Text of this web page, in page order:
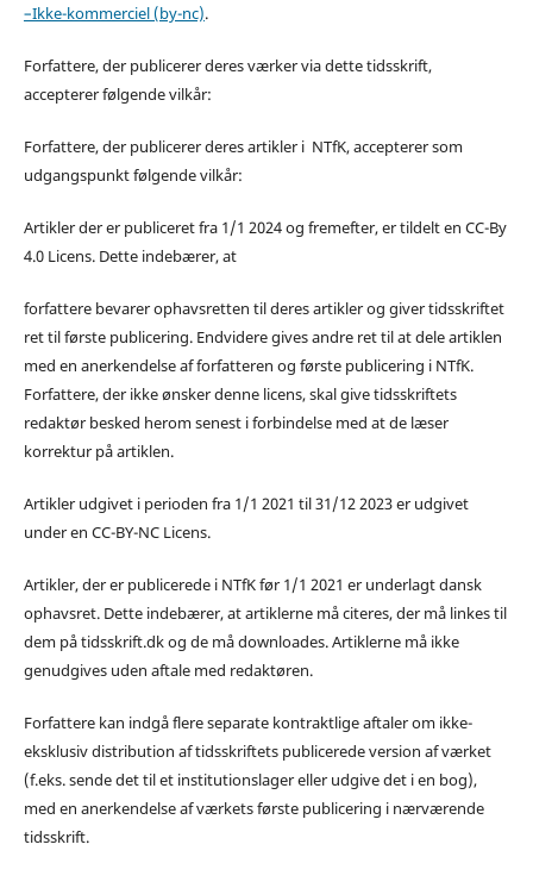
–Ikke-kommerciel (by-nc).
Forfattere, der publicerer deres værker via dette tidsskrift,
accepterer følgende vilkår:
Forfattere, der publicerer deres artikler i NTfK, accepterer som
udgangspunkt følgende vilkår:
Artikler der er publiceret fra 1/1 2024 og fremefter, er tildelt en CC-By
4.0 Licens. Dette indebærer, at
forfattere bevarer ophavsretten til deres artikler og giver tidsskriftet
ret til første publicering. Endvidere gives andre ret til at dele artiklen
med en anerkendelse af forfatteren og første publicering i NTfK.
Forfattere, der ikke ønsker denne licens, skal give tidsskriftets
redaktør besked herom senest i forbindelse med at de læser
korrektur på artiklen.
Artikler udgivet i perioden fra 1/1 2021 til 31/12 2023 er udgivet
under en CC-BY-NC Licens.
Artikler, der er publicerede i NTfK før 1/1 2021 er underlagt dansk
ophavsret. Dette indebærer, at artiklerne må citeres, der må linkes til
dem på tidsskrift.dk og de må downloades. Artiklerne må ikke
genudgives uden aftale med redaktøren.
Forfattere kan indgå flere separate kontraktlige aftaler om ikke-
eksklusiv distribution af tidsskriftets publicerede version af værket
(f.eks. sende det til et institutionslager eller udgive det i en bog),
med en anerkendelse af værkets første publicering i nærværende
tidsskrift.